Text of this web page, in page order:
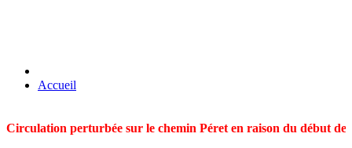
Accueil
Circulation perturbée sur le chemin Péret en raison du début